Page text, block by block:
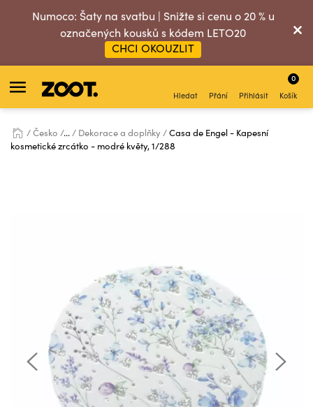
Numoco: Šaty na svatbu | Snižte si cenu o 20 % u
označených kousků s kódem LETO20
CHCI OKOUZLIT
Hledat Přání Přihlásit Košík
0
Česko ... Dekorace a doplňky
Casa de Engel - Kapesní
kosmetické zrcátko - modré květy, 1/288